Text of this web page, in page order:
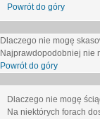
Powrót do góry
Dlaczego nie mogę
Najprawdopodobniej nie
Powrót do góry
Dlaczego nie mogę
Na niektórych forach